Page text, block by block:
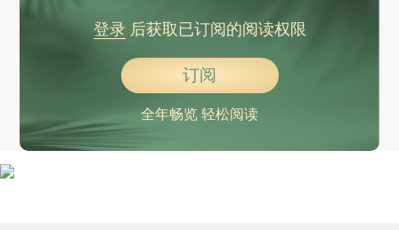
登录后获取已订阅的阅读权限
订阅
全年畅览 轻松阅读